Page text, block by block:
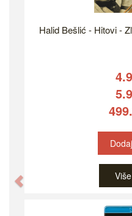
Halid Bešlić - Hitovi -